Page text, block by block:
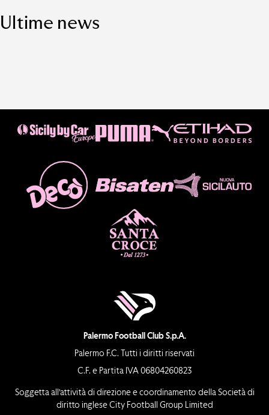
Ultime news
Palermo Football Club S.p.A.
Palermo F.C. Tutti i diritti riservati
C.F. e Partita IVA 06804260823
Soggetta all’attività di direzione e coordinamento della Società di
diritto inglese City Football Group Limited